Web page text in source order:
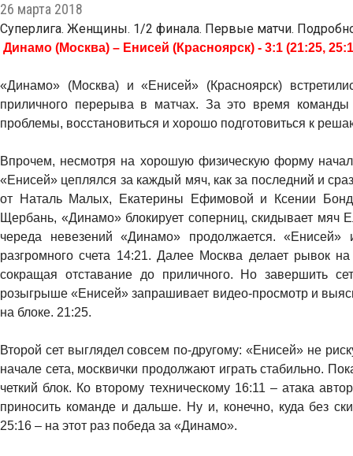
26 марта 2018
Суперлига. Женщины. 1/2 финала. Первые матчи.
Динамо (Москва) – Енисей (Красноярск) - 3:1 (21:25,
«Динамо» (Москва) и «Енисей» (Красноярск)
приличного перерыва в матчах. За это время
проблемы, восстановиться и хорошо подготовиться к
Впрочем, несмотря на хорошую физическую форму
«Енисей» цеплялся за каждый мяч, как за последний и
от Наталь Малых, Екатерины Ефимовой и Ксении
Щербань, «Динамо» блокирует соперниц, скидывает
череда невезений «Динамо» продолжается.
разгромного счета 14:21. Далее Москва делает рывок
сокращая отставание до приличного. Но завершить
розыгрыше «Енисей» запрашивает видео-просмотр и
на блоке. 21:25.
Второй сет выглядел совсем по-другому: «Енисей» не
начале сета, москвички продолжают играть стабильно.
четкий блок. Ко второму техническому 16:11 – атака
приносить команде и дальше. Ну и, конечно, куда без
25:16 – на этот раз победа за «Динамо».